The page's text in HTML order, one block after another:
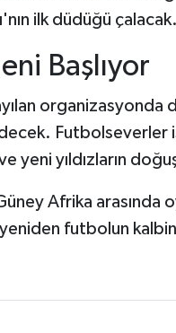
ilk düdüğü çalacak.
Başlıyor
organizasyonda
Futbolseverler
yıldızların
Afrika arasında
futbolun